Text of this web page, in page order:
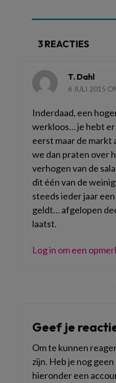
3 REACTIES
T. Dahl
6 JULI 2015
Inderdaad, een
werkloos… je hebt er
eerst maar de markt
we dan praten over
verhogen van de
dit één van de
steeds ieder jaar
geldt… afgelopen
laatst.
Log in om een
Geef je
Om te kunnen
zijn. Heb je nog
hieronder een